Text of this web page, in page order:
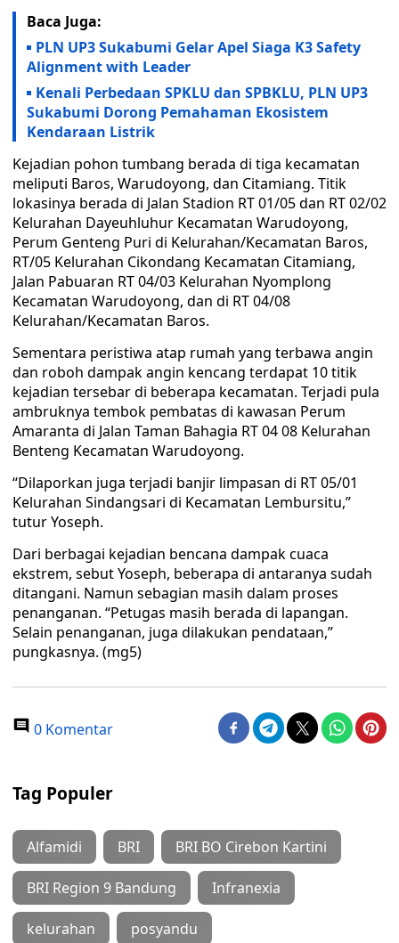
Baca Juga:
PLN UP3 Sukabumi Gelar Apel Siaga K3 Safety
Alignment with Leader
Kenali Perbedaan SPKLU dan SPBKLU, PLN UP3
Sukabumi Dorong Pemahaman Ekosistem
Kendaraan Listrik
Kejadian pohon tumbang berada di tiga kecamatan
meliputi Baros, Warudoyong, dan Citamiang. Titik
lokasinya berada di Jalan Stadion RT 01/05 dan RT 02/02
Kelurahan Dayeuhluhur Kecamatan Warudoyong,
Perum Genteng Puri di Kelurahan/Kecamatan Baros,
RT/05 Kelurahan Cikondang Kecamatan Citamiang,
Jalan Pabuaran RT 04/03 Kelurahan Nyomplong
Kecamatan Warudoyong, dan di RT 04/08
Kelurahan/Kecamatan Baros.
Sementara peristiwa atap rumah yang terbawa angin
dan roboh dampak angin kencang terdapat 10 titik
kejadian tersebar di beberapa kecamatan. Terjadi pula
ambruknya tembok pembatas di kawasan Perum
Amaranta di Jalan Taman Bahagia RT 04 08 Kelurahan
Benteng Kecamatan Warudoyong.
“Dilaporkan juga terjadi banjir limpasan di RT 05/01
Kelurahan Sindangsari di Kecamatan Lembursitu,”
tutur Yoseph.
Dari berbagai kejadian bencana dampak cuaca
ekstrem, sebut Yoseph, beberapa di antaranya sudah
ditangani. Namun sebagian masih dalam proses
penanganan. “Petugas masih berada di lapangan.
Selain penanganan, juga dilakukan pendataan,”
pungkasnya. (mg5)
0 Komentar
Tag Populer
Alfamidi BRI BRI BO Cirebon Kartini
BRI Region 9 Bandung Infranexia
kelurahan posyandu